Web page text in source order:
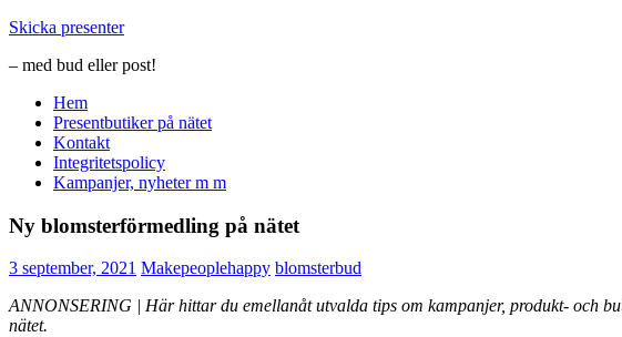
Hoppa
innehåll
Skicka presenter
– med bud eller post!
Hem
Presentbutiker på nätet
Kontakt
Integritetspolicy
Kampanjer, nyheter m m
Ny blomsterförmedling på nätet
3 september, 2021 Makepeoplehappy blomsterbud
ANNONSERING | Här hittar du emellanåt utvalda tips om kampanjer, produkt- och
nätet.